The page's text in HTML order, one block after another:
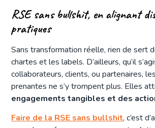
RSE sans bullshit, en alignant
pratiques
Sans transformation réelle, rien de sert
chartes et les labels. D’ailleurs, qu’il
collaborateurs, clients, ou partenaires,
prenantes ne s’y trompent plus. Elles
engagements tangibles et des
Faire de la RSE sans bullshit, c’est